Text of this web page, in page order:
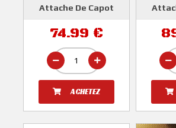
Attache De Capot
74.99 €
ACHETEZ